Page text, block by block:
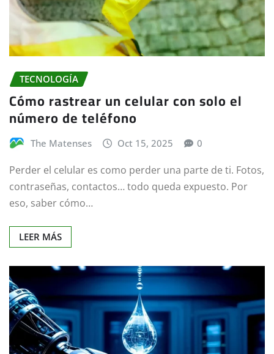
TECNOLOGÍA
Cómo rastrear un celular con solo el
número de teléfono
The Matenses Oct 15, 2025 0
Perder el celular es como perder una parte de ti. Fotos,
contraseñas, contactos… todo queda expuesto. Por
eso, saber cómo…
LEER MÁS